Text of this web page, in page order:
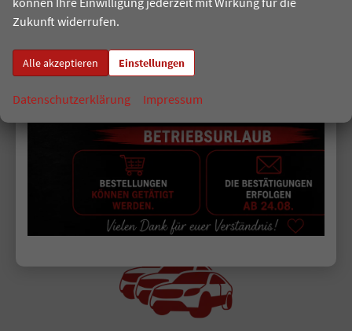
Herstelleranforderungen wie bei Fahrzeugen fuer den
deutschen Markt.
Unser Team begleitet Sie persönlich vom ersten Angebot
bis zur deutschlandweiten Fahrzeuguebergabe.
Jetzt Konfigurator starten
Zukunft widerrufen.
Alle akzeptieren Einstellungen
Datenschutzerklärung Impressum